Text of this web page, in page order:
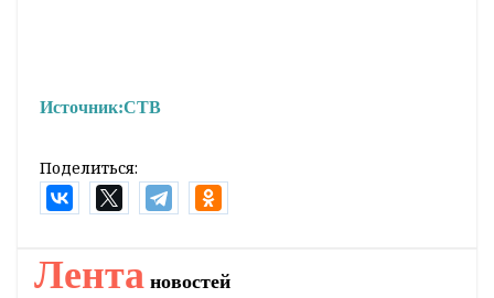
Источник:СТВ
Поделиться:
Лента новостей